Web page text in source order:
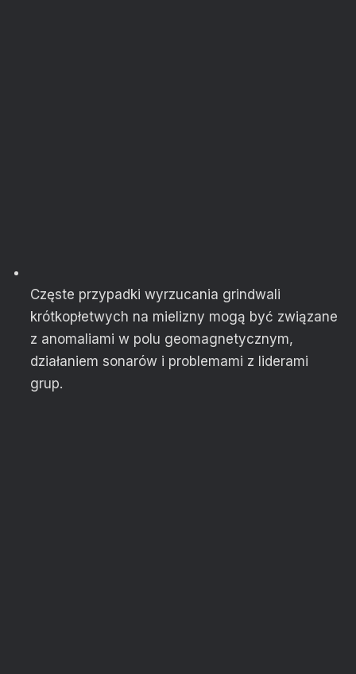
Częste przypadki wyrzucania grindwali
krótkopłetwych na mielizny mogą być związane
z anomaliami w polu geomagnetycznym,
działaniem sonarów i problemami z liderami
grup.